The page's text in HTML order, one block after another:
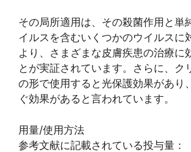
その局所適用は、その殺菌作用と単
イルスを含むいくつかのウイルスに
より、さまざまな皮膚疾患の治療に
とが実証されています。さらに、ク
の形で使用すると光保護効果があり
ぐ効果があると言われています。
用量/使用方法
参考文献に記載されている投与量：